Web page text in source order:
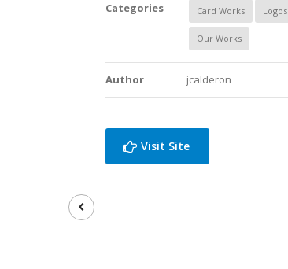
Categories Card Works Logos
Our Works
Author jcalderon
Visit Site